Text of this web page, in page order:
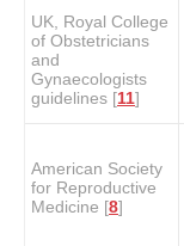
UK, Royal College
of Obstetricians
and
Gynaecologists
guidelines [11]
American Society
for Reproductive
Medicine [8]